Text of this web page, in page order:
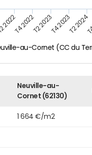
au-Cornet (CC du
2022T4 2022T2 2023T4 2023T2 2024
Neuville-au-
Cornet (62130)
1 664 €/m2